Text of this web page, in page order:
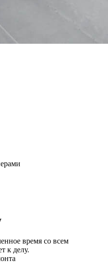
время со всем
к делу.